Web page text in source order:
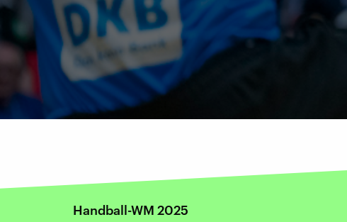
Handball-WM 2025